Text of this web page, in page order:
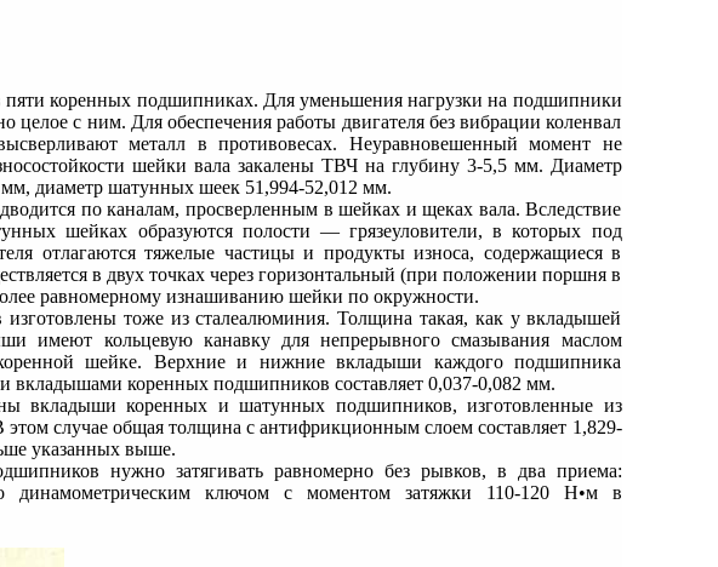
пяти коренных подшипниках. Для уменьшения нагрузки на подшипники
целое с ним. Для обеспечения работы двигателя без вибрации коленвал
металл в противовесах. Неуравновешенный момент не
шейки вала закалены ТВЧ на глубину 3-5,5 мм. Диаметр
мм, диаметр шатунных шеек 51,994-52,012 мм.
по каналам, просверленным в шейках и щеках вала. Вследствие
шейках образуются полости — грязеуловители, в которых под
отлагаются тяжелые частицы и продукты износа, содержащиеся в
в двух точках через горизонтальный (при положении поршня в
равномерному изнашиванию шейки по окружности.
тоже из сталеалюминия. Толщина такая, как у вкладышей
имеют кольцевую канавку для непрерывного смазывания маслом
шейке. Верхние и нижние вкладыши каждого подшипника
вкладышами коренных подшипников составляет 0,037-0,082 мм.
вкладыши коренных и шатунных подшипников, изготовленные из
случае общая толщина с антифрикционным слоем составляет 1,829-
указанных выше.
нужно затягивать равномерно без рывков, в два приема:
динамометрическим ключом с моментом затяжки 110-120 Н•м в